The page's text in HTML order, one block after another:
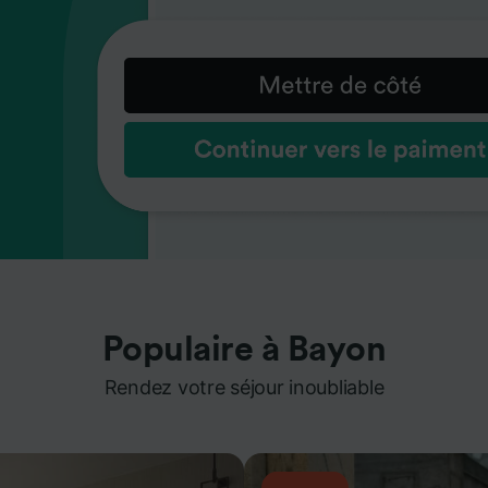
Populaire à Bayon
Rendez votre séjour inoubliable